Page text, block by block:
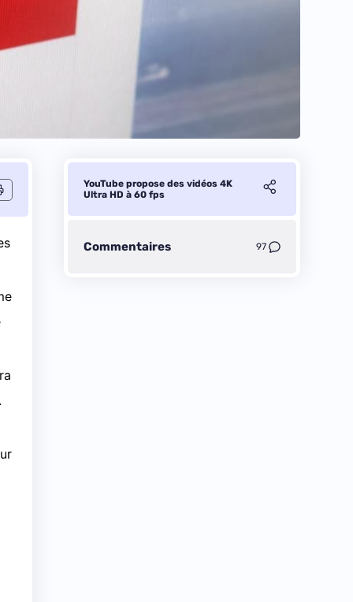
YouTube propose des vidéos 4K
Ultra HD à 60 fps
Commentaires 97